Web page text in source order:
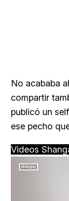
No acababa
compartir
publicó un
ese pecho
Videos